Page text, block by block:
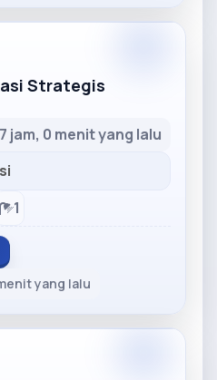
Strategis
7 jam, 0 menit yang lalu
1
yang lalu